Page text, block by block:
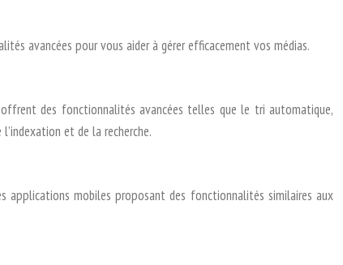
avancées pour vous aider à gérer efficacement vos médias.
des fonctionnalités avancées telles que le tri automatique,
et de la recherche.
applications mobiles proposant des fonctionnalités similaires aux